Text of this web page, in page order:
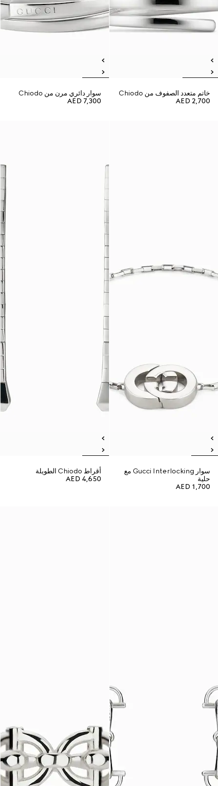
خاتم متعدد الصفوف من Chiodo
AED 2,700
سوار دائري مرن من Chiodo
AED 7,300
سوار Gucci Interlocking مع
حلية
AED 1,700
أقراط Chiodo الطويلة
AED 4,650